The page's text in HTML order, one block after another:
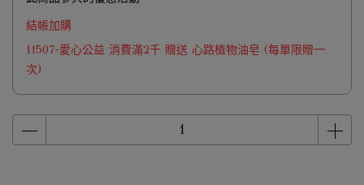
結帳加購
11507-愛心公益 消費滿2千 贈送 心路植物油皂 (每單限贈一
次)